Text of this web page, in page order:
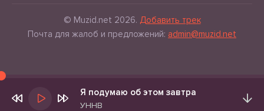
© Muzid.net 2026. Добавить трек
Почта для жалоб и предложений: admin@muzid.net
Я подумаю об этом завтра
УННВ